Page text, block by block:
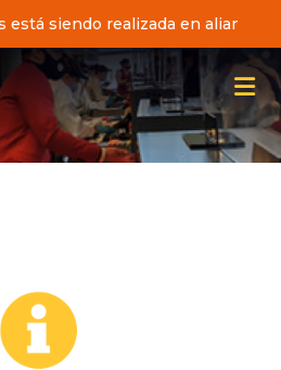
siendo realizada en alianza